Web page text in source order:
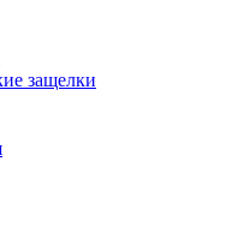
защелки